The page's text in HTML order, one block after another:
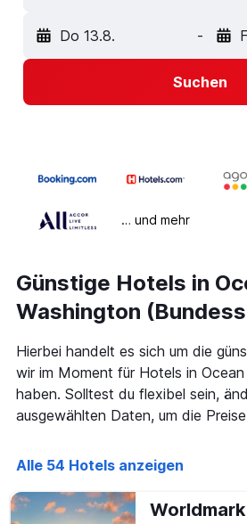
Do 13.8. -
Suchen
… und mehr
Günstige Hotels in
Washington
Hierbei handelt es sich um die
wir im Moment für Hotels in
haben. Solltest du flexibel sein,
ausgewählten Daten, um die
Alle 54 Hotels anzeigen